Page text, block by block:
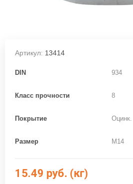
Артикул: 13414
DIN 934
Класс прочности 8
Покрытие Оцинк.
Размер M14
15.49 руб. (кг)